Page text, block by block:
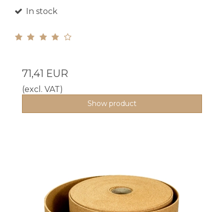
In stock
71,41 EUR
(excl. VAT)
Show product